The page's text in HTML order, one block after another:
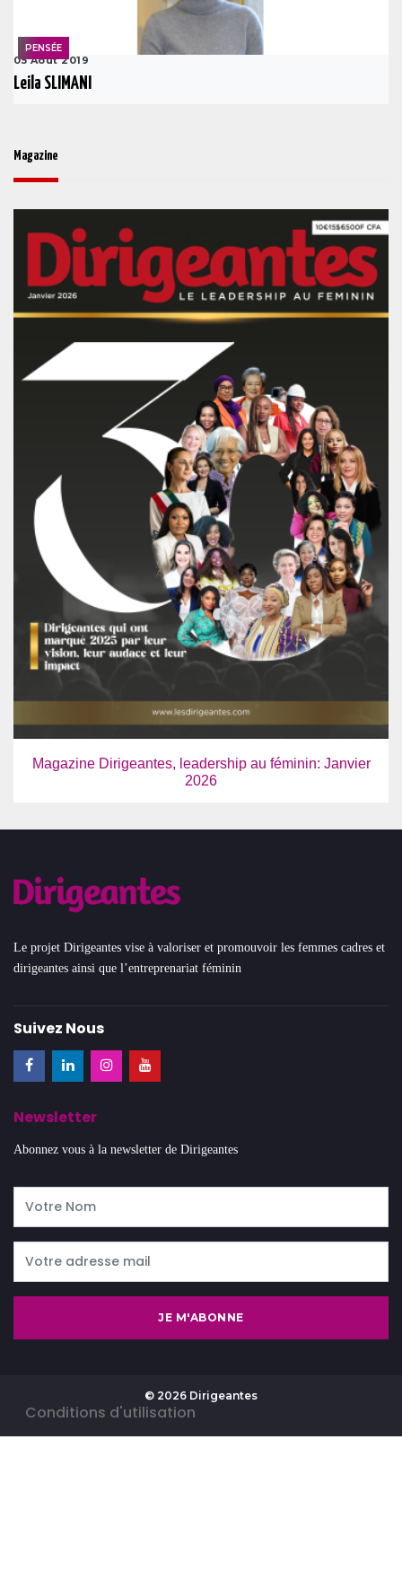
PENSÉE
05 Août 2019
Leila SLIMANI
Magazine
Magazine Dirigeantes, leadership au féminin: Janvier
2026
Le projet Dirigeantes vise à valoriser et promouvoir les femmes cadres et
dirigeantes ainsi que l’entreprenariat féminin
Suivez Nous
Newsletter
Abonnez vous à la newsletter de Dirigeantes
JE M'ABONNE
© 2026 Dirigeantes
Conditions d'utilisation